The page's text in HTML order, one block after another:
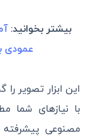
بیشتر بخوانید:
عمودی با 3 هوش مصنوعی
این ابزار تصویر
با نیازهای شما
مصنوعی پیشرفته